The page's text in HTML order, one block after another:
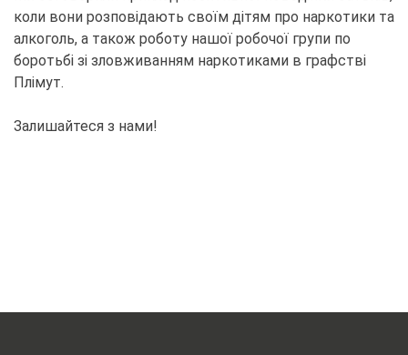
коли вони розповідають своїм дітям про наркотики та
алкоголь, а також роботу нашої робочої групи по
боротьбі зі зловживанням наркотиками в графстві
Плімут.
Залишайтеся з нами!